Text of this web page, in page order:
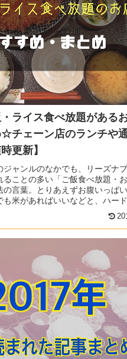
・ライス食べ放題がある
チェーン店のランチや
更新】
ジャンルのなかでも、リーズナ
ることの多い「ご飯食べ放題・
の言葉。とりあえずお腹いっぱ
米があればいいなどと、ハード